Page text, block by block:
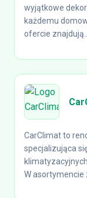
wyjątkowe
każdemu
ofercie znajdują...
CarClimat to
specjalizująca
W asortymencie